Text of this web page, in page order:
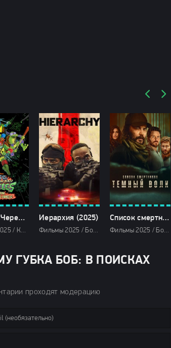
Истории Черепашек-ниндзя (2025)
Боевики 2025 / Комедии 2025 / Фильмы-приключения 2025 / Фантастические 2025 / Фэнтези 2025 / Мультфильмы 2025 / Новинки сериалов 2025 / Сериалы декабря 2025 / Фильмы 2025 / Смотреть фильмы онлайн
Иерархия (2025)
Фильмы 2025 / Боевики 2025 / Драмы 2025 / Зарубежные фильмы 2025 / Фильмы лета 2025 / Новинки кино 2025 / Последние фильмы 2025 / Смотреть фильмы онлайн
Список смертников: Тёмный волк (2025)
Фильмы 2025 / Боевики 2025 / Драмы 2025 / Триллеры 2025 / Сериалы 2025 / Сериалы лета 2025 / Новинки сериалов 2025 / Сериалы 4K / Сериалы в озвучке LostFilm / Сериалы в озвучке TVShows / Смотреть фильмы онлайн
ГУБКА БОБ: В ПОИСКАХ
проходят модерацию